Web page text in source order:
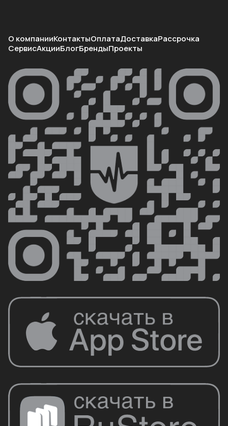
О компанииКонтактыОплатаДоставкаРассрочка
СервисАкцииБлогБрендыПроекты